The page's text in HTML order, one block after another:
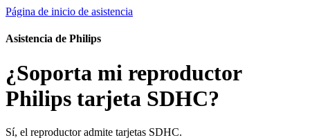
Página de inicio de asistencia
Asistencia de Philips
¿Soporta mi reproductor
Philips tarjeta SDHC?
Sí, el reproductor admite tarjetas SDHC.